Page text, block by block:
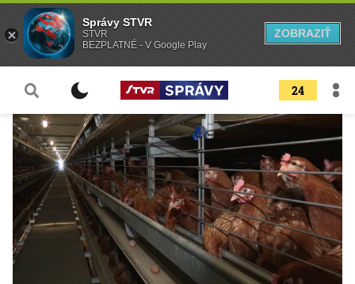
24
Správy STVR
STVR
BEZPLATNÉ - V Google Play
ZOBRAZIŤ